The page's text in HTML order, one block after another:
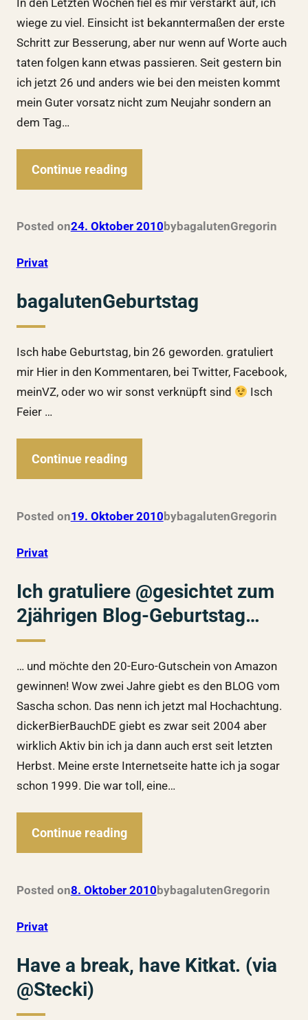
wiege zu viel. Einsicht ist bekanntermaßen der erste
Schritt zur Besserung, aber nur wenn auf Worte auch
taten folgen kann etwas passieren. Seit gestern bin
ich jetzt 26 und anders wie bei den meisten kommt
mein Guter vorsatz nicht zum Neujahr sondern an
dem Tag…
Continue reading
Posted on24. Oktober 2010 bybagalutenGregorin
Privat
bagalutenGeburtstag
Isch habe Geburtstag, bin 26 geworden. gratuliert
mir Hier in den Kommentaren, bei Twitter, Facebook,
meinVZ, oder wo wir sonst verknüpft sind
Isch
Feier …
Continue reading
Posted on19. Oktober 2010 bybagalutenGregorin
Privat
Ich gratuliere @gesichtet zum
2jährigen Blog-Geburtstag…
… und möchte den 20-Euro-Gutschein von Amazon
gewinnen! Wow zwei Jahre giebt es den BLOG vom
Sascha schon. Das nenn ich jetzt mal Hochachtung.
dickerBierBauchDE giebt es zwar seit 2004 aber
wirklich Aktiv bin ich ja dann auch erst seit letzten
Herbst. Meine erste Internetseite hatte ich ja sogar
schon 1999. Die war toll, eine…
Continue reading
Posted on8. Oktober 2010bybagalutenGregorin
Privat
Have a break, have Kitkat. (via
@Stecki)